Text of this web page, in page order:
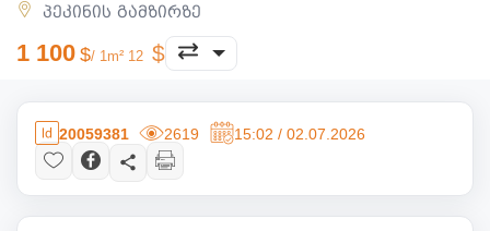
პეკინის გამზირზე
1 100 / 1m² 12
20059381 2619 15:02 / 02.07.2026